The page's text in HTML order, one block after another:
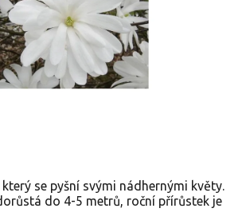
se pyšní svými nádhernými květy.
do 4-5 metrů, roční přírůstek je